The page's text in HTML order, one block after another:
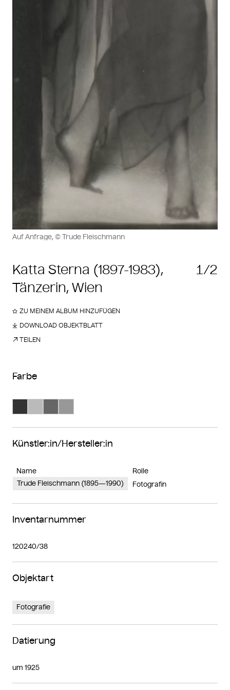
Katta Sterna (1897-1983),
Tänzerin, Wien
1/2
Auf Anfrage, © Trude Fleischmann
ZU MEINEM ALBUM HINZUFÜGEN
DOWNLOAD OBJEKTBLATT
TEILEN
Farbe
Künstler:in/Hersteller:in
Name
Rolle
Trude Fleischmann (1895—1990)
Fotografin
Inventarnummer
120240/38
Objektart
Fotografie
Datierung
um 1925